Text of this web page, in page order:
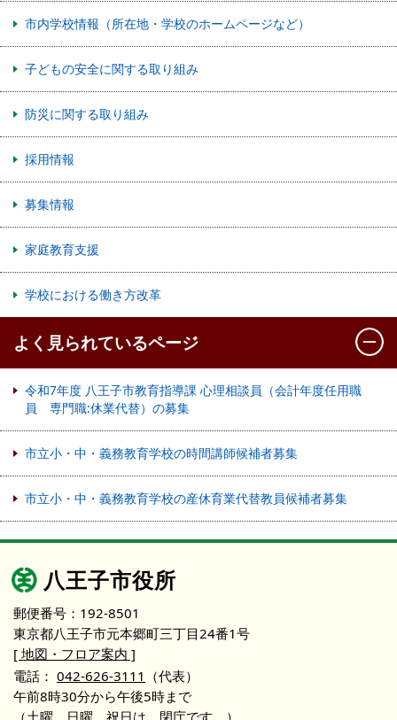
市内学校情報（所在地・学校のホームページなど）
子どもの安全に関する取り組み
防災に関する取り組み
採用情報
募集情報
家庭教育支援
学校における働き方改革
よく見られているページ
令和7年度 八王子市教育指導課 心理相談員（会計年度任用職
員 専門職:休業代替）の募集
市立小・中・義務教育学校の時間講師候補者募集
市立小・中・義務教育学校の産休育業代替教員候補者募集
八王子市役所
郵便番号：192-8501
東京都八王子市元本郷町三丁目24番1号
[ 地図・フロア案内 ]
電話： 042-626-3111 （代表）
午前8時30分から午後5時まで